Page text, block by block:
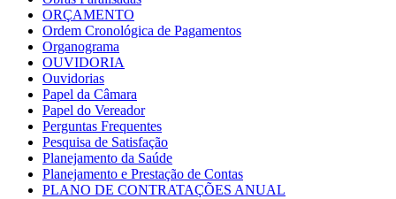
ORÇAMENTO
Ordem Cronológica de Pagamentos
Organograma
OUVIDORIA
Ouvidorias
Papel da Câmara
Papel do Vereador
Perguntas Frequentes
Pesquisa de Satisfação
Planejamento da Saúde
Planejamento e Prestação de Contas
PLANO DE CONTRATAÇÕES ANUAL